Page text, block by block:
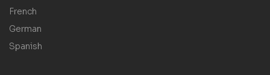
French
German
Spanish